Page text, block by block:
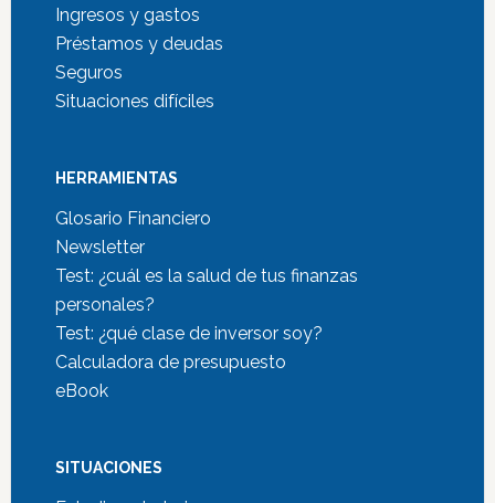
Ingresos y gastos
Préstamos y deudas
Seguros
Situaciones difíciles
HERRAMIENTAS
Glosario Financiero
Newsletter
Test: ¿cuál es la salud de tus finanzas
personales?
Test: ¿qué clase de inversor soy?
Calculadora de presupuesto
eBook
SITUACIONES